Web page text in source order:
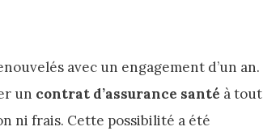
avec un engagement d’un an.
un contrat d’assurance santé à tout
ni frais. Cette possibilité a été